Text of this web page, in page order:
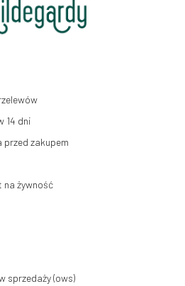
dostępu do swoich danych osobowych,
przetwarzania, wniesienia
z prawem przetwarzania, którego
jej cofnięciem. W tym celu możesz
ODO
14 dni
przed zakupem
na żywność
sprzedaży (ows)